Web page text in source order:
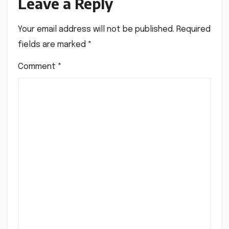
Your email address will not be published. Required
fields are marked *
Comment *